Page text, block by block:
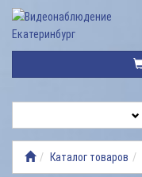
ТОВАРОВ
ВИДЕОНАБЛЮДЕНИЯ
Каталог товаров